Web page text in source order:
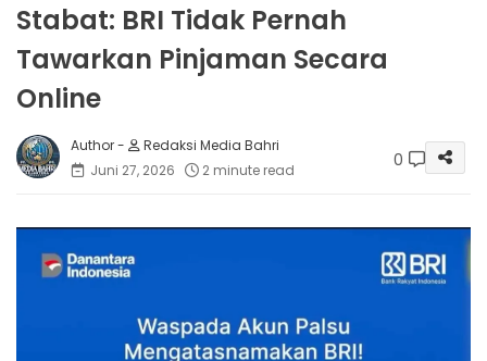
Stabat: BRI Tidak Pernah
Tawarkan Pinjaman Secara
Online
Redaksi Media Bahri
Juni 27, 2026
2 minute read 0